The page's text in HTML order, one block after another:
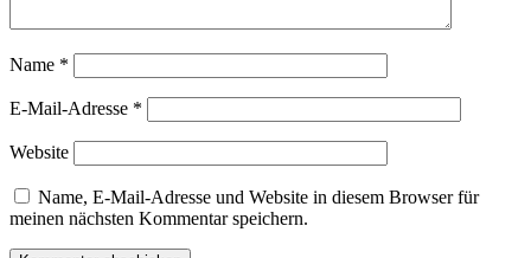
Name *
E-Mail-Adresse *
Website
Name, E-Mail-Adresse und Website in diesem Browser für
meinen nächsten Kommentar speichern.